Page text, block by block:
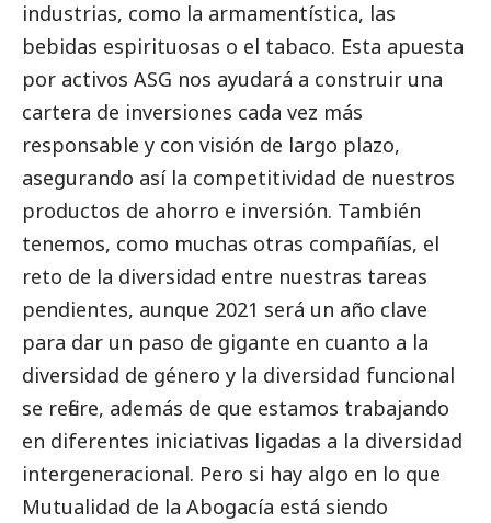
industrias, como la armamentística, las
bebidas espirituosas o el tabaco. Esta apuesta
por activos ASG nos ayudará a construir una
cartera de inversiones cada vez más
responsable y con visión de largo plazo,
asegurando así la competitividad de nuestros
productos de ahorro e inversión. También
tenemos, como muchas otras compañías, el
reto de la diversidad entre nuestras tareas
pendientes, aunque 2021 será un año clave
para dar un paso de gigante en cuanto a la
diversidad de género y la diversidad funcional
se refiere, además de que estamos trabajando
en diferentes iniciativas ligadas a la diversidad
intergeneracional. Pero si hay algo en lo que
Mutualidad de la Abogacía está siendo